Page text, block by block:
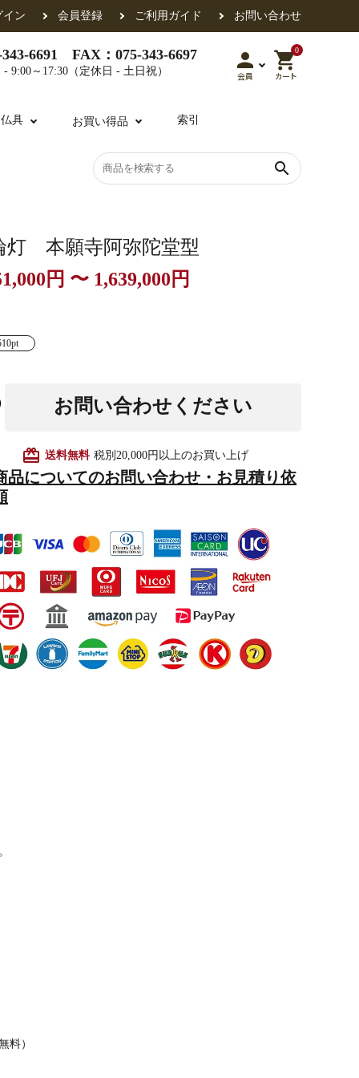
イン 会員登録 ご利用ガイド お問い合わせ
6691 FAX：075-343-6697
9:00～17:30（定休日 - 土日祝） person
会員
0
shopping_cart
カート
各派共通
仏具
掲示板・屋外用品・金
物
具 お買い得品 索引
search
灯 本願寺阿弥陀堂型
円 〜 1,639,000円
お問い合わせください
card_giftcard 送料無料 税別20,000円以上のお買い上げ
品についてのお問い合わせ・お見積り依
料）